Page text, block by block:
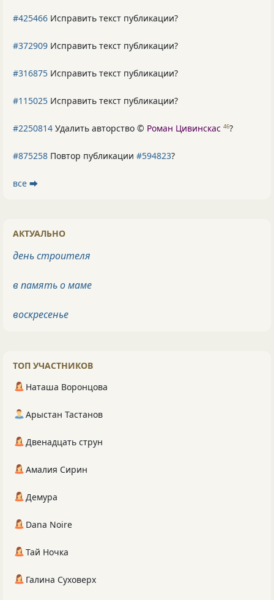
#425466 Исправить текст публикации?
#372909 Исправить текст публикации?
#316875 Исправить текст публикации?
#115025 Исправить текст публикации?
#2250814 Удалить авторство © Роман Цивинскас 46?
#875258 Повтор публикации #594823?
все ⮕
АКТУАЛЬНО
день строителя
в память о маме
воскресенье
ТОП УЧАСТНИКОВ
Наташа Воронцова
Арыстан Тастанов
Двенадцать струн
Амалия Сирин
Демура
Dana Noire
Тай Ночка
Галина Суховерх